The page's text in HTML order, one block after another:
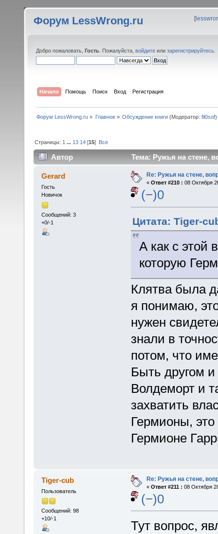
Форум LessWrong.ru [
Добро пожаловать, Гость . Пожалуйста, войдите или зарегистрируйтесь
Начало Помощь Поиск Вход Регистрация
Форум LessWrong.ru » Главное» Обсуждение книги(Модератор: fil0sof)
Страницы: 1 ... 13 14 [15] Все
Автор Тема: Ружья на стене,
Gerard
Гость
Новичок
Сообщений: 3
+0/-1
Re: Ружья на стене,
« Ответ #210 : 08 Октября
(−)0
Цитата: Tiger-
А как с этой
которую
Клятва была
я понимаю,
нужен
знали в
потом, что
Быть другом
Волдеморт и
захватить
Гермионы,
Гермионе
Tiger-cub
Пользователь
Сообщений: 98
+10/-1
Re: Ружья на стене,
« Ответ #211 : 08 Октября
(−)0
Тут вопрос,